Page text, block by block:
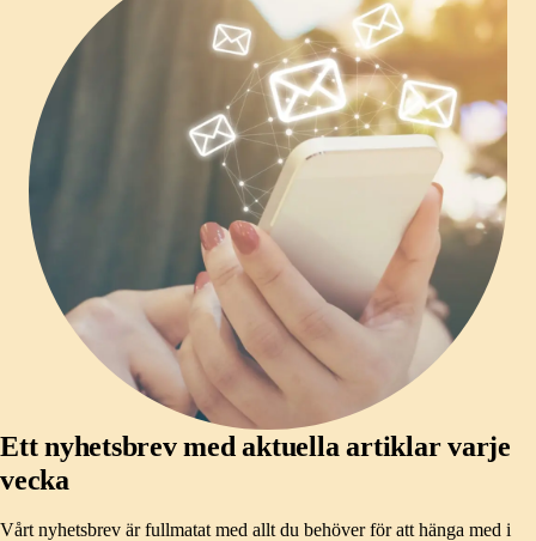
Ett nyhetsbrev med aktuella artiklar varje
vecka
Vårt nyhetsbrev är fullmatat med allt du behöver för att hänga med i